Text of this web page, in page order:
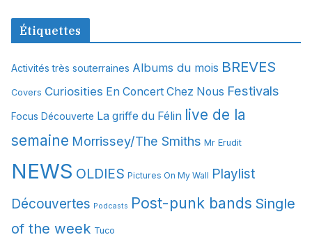
c
v
e
Étiquettes
Activités très souterraines Albums du mois BREVES
Covers Curiosities En Concert Chez Nous Festivals
Focus Découverte La griffe du Félin live de la
semaine Morrissey/The Smiths Mr Erudit
NEWS OLDIES Pictures On My Wall Playlist
Découvertes Podcasts Post-punk bands Single
of the week Tuco